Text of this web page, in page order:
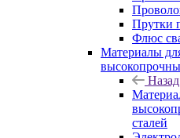
Прутки
Флюс
Материалы
Назад
сталей